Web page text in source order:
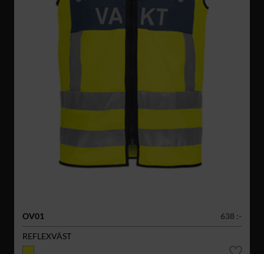
OV01
638 :-
REFLEXVÄST